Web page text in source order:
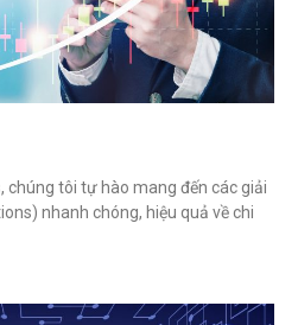
chúng tôi tự hào mang đến các giải
nhanh chóng, hiệu quả về chi